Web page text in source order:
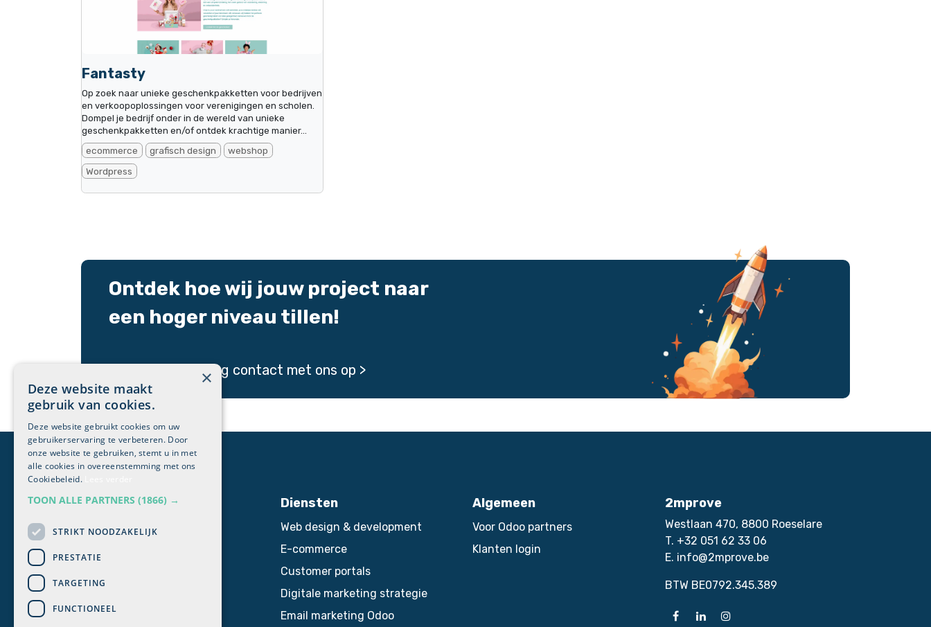
Fantasty
Op zoek naar unieke geschenkpakketten voor bedrijven
en verkoopoplossingen voor verenigingen en scholen.
Dompel je bedrijf onder in de wereld van unieke
geschenkpakketten en/of ontdek krachtige manier...
ecommerce grafisch design
webshop
Wordpress
Ontdek hoe wij jouw project naar
een hoger niveau tillen!
Neem vandaag nog contact met ons op >
Quick links
Startpagina
Quickstart webshop
Diensten
Web design & development
E-commerce
Customer portals
Digitale marketing strategie
Email marketing Odoo
Algemeen
Voor Odoo partners
Klanten login
2mprove
Westlaan 470, 8800 Roeselare
T. +32 051 62 33 06
E. info@2mprove.be
BTW BE0792.345.389
×
Deze website maakt
gebruik van cookies.
Deze website gebruikt cookies om uw
gebruikerservaring te verbeteren. Door
onze website te gebruiken, stemt u in met
alle cookies in overeenstemming met ons
Cookiebeleid.
TOON ALLE PARTNERS (1866) →
STRIKT NOODZAKELIJK
PRESTATIE
TARGETING
FUNCTIONEEL